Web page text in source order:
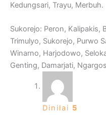
Kedungsari, Trayu, Merbuh.
Sukorejo: Peron, Kalipakis,
Trimulyo, Sukorejo, Purwo
Winarno, Harjodowo,
Genting, Damarjati,
Dinilai 5